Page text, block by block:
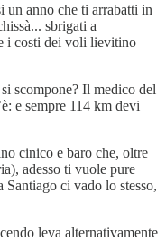
anno che ti arrabatti in
sbrigati a
i costi dei voli lievitino
scompone? Il medico del
e sempre 114 km devi
cinico e baro che, oltre
adesso ti vuole pure
ci vado lo stesso,
leva alternativamente